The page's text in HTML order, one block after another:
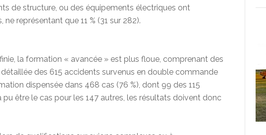
de structure, ou des équipements électriques ont
représentant que 11 % (31 sur 282).
la formation « avancée » est plus floue, comprenant des
détaillée des 615 accidents survenus en double commande
dispensée dans 468 cas (76 %), dont 99 des 115
pu être le cas pour les 147 autres, les résultats doivent donc